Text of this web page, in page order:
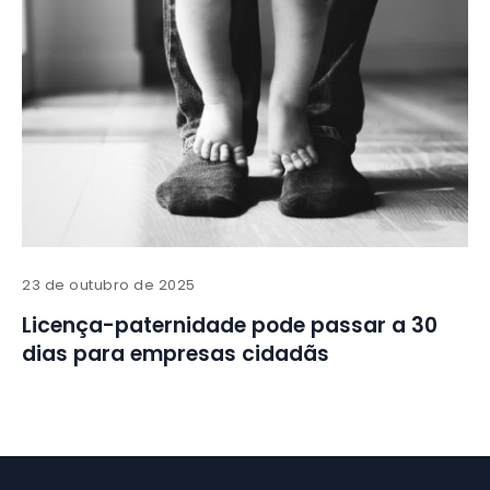
23 de outubro de 2025
Licença-paternidade pode passar a 30
dias para empresas cidadãs